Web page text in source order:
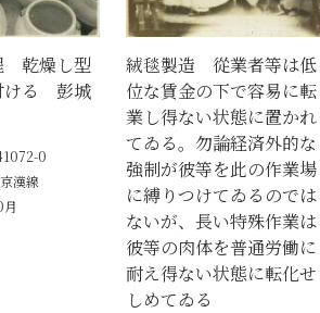
乾燥し型
ける 彭城
0
京漢線
絨毯製造 從業者等は低
位な賃金の下で容易に転
業し得ない状態に置かれ
てゐる。勿論経済外的な
強制が彼等を此の作業場
に縛りつけてゐるのでは
ないが、長い特殊作業は
彼等の肉体を普通労働に
耐え得ない状態に転化せ
しめてゐる